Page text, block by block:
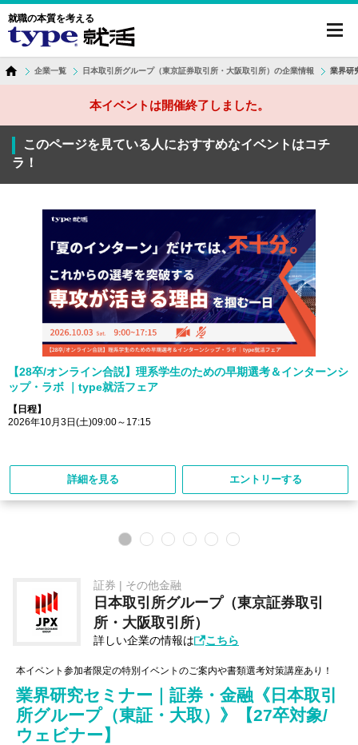
就職の本質を考える
企業一覧 日本取引所グループ（東京証券取引所・大阪取引所）の企業情報 業界研
本イベントは開催終了しました。
このページを見ている人におすすめなイベントはコチ
ラ！
【28卒/オンライン合説】理系学生のための早期選考＆インターンシ
ップ・ラボ ｜type就活フェア
【日程】
2026年10月3日(土)09:00～17:15
詳細を見る エントリーする
証券 | その他金融
日本取引所グループ（東京証券取引
所・大阪取引所）
詳しい企業の情報は こちら
本イベント参加者限定の特別イベントのご案内や書類選考対策講座あり！
業界研究セミナー｜証券・金融《日本取引
所グループ（東証・大取）》【27卒対象/
ウェビナー】